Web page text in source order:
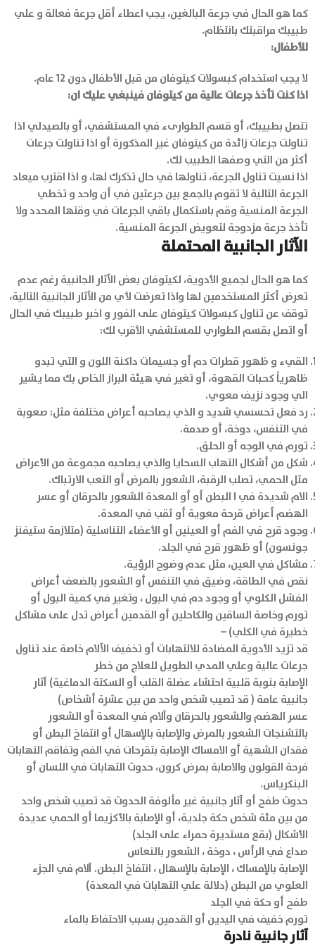
كما هو الحال في جرعة البالغين، يجب اعطاء أقل جرعة فعالة و علي
طبيبك مراقبتك بانتظام.
للأطفال:
لا يجب استخدام كبسولات كيتوفان من قبل الأطفال دون 12 عام.
اذا كنت تأخذ جرعات عالية من كيتوفان فينبغي عليك ان:
تتصل بطبيبك، أو قسم الطوارىء في المستشفي، أو بالصيدلي اذا
تناولت جرعات زائدة من كيتوفان غير المذكورة أو اذا تناولت جرعات
أكثر من التي وصفها الطبيب لك.
اذا نسيت تناول الجرعة، تناولها في حال تذكرك لها، و اذا اقترب ميعاد
الجرعة التالية لا تقوم بالجمع بين جرعتين في أن واحد و تخطي
الجرعة المنسية وقم باستكمال باقي الجرعات في وقتها المحدد ولا
تأخذ جرعة مزدوجة لتعويض الجرعة المنسية.
الآثار الجانبية المحتملة
كما هو الحال لجميع الأدوية، لكيتوفان بعض الآثار الجانبية رغم عدم
تعرض أكثر المستخدمين لها واذا تعرضت لأي من الآثار الجانبية التالية،
توقف عن تناول كبسولات كيتوفان على الفور و اخبر طبيبك في الحال
أو اتصل بقسم الطواري للمستشفي الأقرب لك:
القيء و ظهور قطرات دم أو جسيمات داكنة اللون و التي تبدو
ظاهرياً كحبات القهوة، أو تغير في هيئة البراز الخاص بك مما يشير
الي وجود نزيف معوي.
رد فعل تحسسي شديد و الذي يصاحبه أعراض مختلفة مثل: صعوبة
في التنفس، دوخة، أو صدمة.
تورم في الوجه أو الحلق.
شكل من أشكال التهاب السحايا والذي يصاحبه مجموعة من الأعراض
مثل الحمي، تصلب الرقبة، الشعور بالمرض أو التعب الارتباك.
الام شديدة في ا البطن أو أو المعدة الشعور بالحرقان أو عسر
الهضم أعراض قرحة معوية أو ثقب في المعدة.
وجود قرح في الفم أو العينين أو الأعضاء التناسلية (متلازمة ستيفنز
جونسون) أو ظهور قرح في الجلد.
مشاكل في العين، مثل عدم وضوح الرؤية.
نقص في الطاقة، وضيق في التنفس أو الشعور بالضعف أعراض
الفشل الكلوي أو وجود دم في البول ، وتغير في كمية البول أو
تورم وخاصة الساقين والكاحلين أو القدمين أعراض تدل على مشاكل
خطيرة في الكلي) –
قد تزيد الأدوية المضادة للالتهابات أو تخفيف الآلام خاصة عند تناول
جرعات عالية وعلي المدي الطويل للعلاج من خطر
الإصابة بنوبة قلبية احتشاء عضلة القلب أو السكتة الدماغية) آثار
جانبية عامة ( قد تصيب شخص واحد من بين عشرة أشخاص)
عسر الهضم والشعور بالحرقان وآلام في المعدة أو الشعور
بالتشنجات الشعور بالمرض والإصابة بالإسهال أو انتفاخ البطن أو
فقدان الشهية أو الامساك الإصابة بتقرحات في الفم وتفاقم التهابات
فرحة القولون والاصابة بمرض كرون، حدوث التهابات في اللسان أو
البنكرياس.
حدوث طفح أو آثار جانبية غير مألوفة الحدوث قد تصيب شخص واحد
من بين مئة شخص حكة جلدية، أو الإصابة بالأكزيما أو الحمي عديدة
الأشكال (بقع مستديرة حمراء على الجلد)
صداع في الرأس ، دوخة ، الشعور بالنعاس
الإصابة بالإمساك ، الإصابة بالإسهال ، انتفاخ البطن. آلام في الجزء
العلوي من البطن (دلالة علي التهابات في المعدة)
طفح أو حكة في الجلد
تورم خفيف في اليدين أو القدمين بسبب الاحتفاظ بالماء
آثار جانبية نادرة